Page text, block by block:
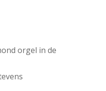
orgel in de